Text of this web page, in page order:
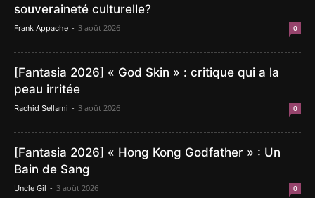
souveraineté culturelle?
Frank Appache - 3 août 2026 0
[Fantasia 2026] « God Skin » : critique qui a la
peau irritée
Rachid Sellami - 3 août 2026 0
[Fantasia 2026] « Hong Kong Godfather » : Un
Bain de Sang
Uncle Gil - 3 août 2026 0